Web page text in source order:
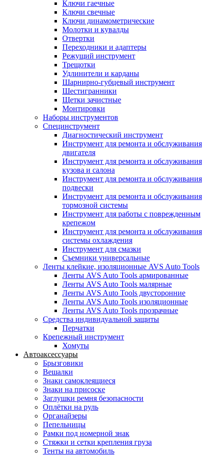
Ключи гаечные
Ключи свечные
Ключи динамометрические
Молотки и кувалды
Отвертки
Переходники и адаптеры
Режущий инструмент
Трещотки
Удлинители и карданы
Шарнирно-губцевый инструмент
Шестигранники
Щетки зачистные
Монтировки
Наборы инструментов
Специнструмент
Диагностический инструмент
Инструмент для ремонта и обслуживания
двигателя
Инструмент для ремонта и обслуживания
кузова и салона
Инструмент для ремонта и обслуживания
подвески
Инструмент для ремонта и обслуживания
тормозной системы
Инструмент для работы с поврежденным
крепежом
Инструмент для ремонта и обслуживания
системы охлаждения
Инструмент для смазки
Съемники универсальные
Ленты клейкие, изоляционные AVS Auto Tools
Ленты AVS Auto Tools армированные
Ленты AVS Auto Tools малярные
Ленты AVS Auto Tools двусторонние
Ленты AVS Auto Tools изоляционные
Ленты AVS Auto Tools прозрачные
Средства индивидуальной защиты
Перчатки
Крепежный инструмент
Хомуты
Автоаксессуары
Брызговики
Вешалки
Знаки самоклеящиеся
Знаки на присоске
Заглушки ремня безопасности
Оплётки на руль
Органайзеры
Пепельницы
Рамки под номерной знак
Стяжки и сетки крепления груза
Тенты на автомобиль